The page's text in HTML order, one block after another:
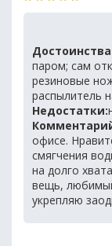
паром; сам
резиновые
распылитель
Недостатки:
офисе.
смягчения
на долго
вещь,
укрепляю